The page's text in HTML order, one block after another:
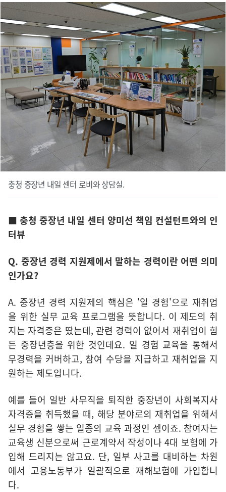
충청 중장년 내일 센터 로비와 상담실.
■ 충청 중장년 내일 센터 양미선 책임 컨설턴트와의 인
터뷰
Q. 중장년 경력 지원제에서 말하는 경력이란 어떤 의미
인가요?
A. 중장년 경력 지원제의 핵심은 '일 경험'으로 재취업
을 위한 실무 교육 프로그램을 뜻합니다. 이 제도의 취
지는 자격증은 땄는데, 관련 경력이 없어서 재취업이 힘
든 중장년층을 위한 것인데요. 일 경험 교육을 통해서
무경력을 커버하고, 참여 수당을 지급하고 재취업을 지
원하는 제도입니다.
예를 들어 일반 사무직을 퇴직한 중장년이 사회복지사
자격증을 취득했을 때, 해당 분야로의 재취업을 위해서
실무 경험을 쌓는 일종의 교육 과정인 셈이죠. 참여자는
교육생 신분으로써 근로계약서 작성이나 4대 보험에 가
입해 드리지는 않고요. 단, 일부 사고를 대비하는 차원
에서 고용노동부가 일괄적으로 재해보험에 가입합니
다.